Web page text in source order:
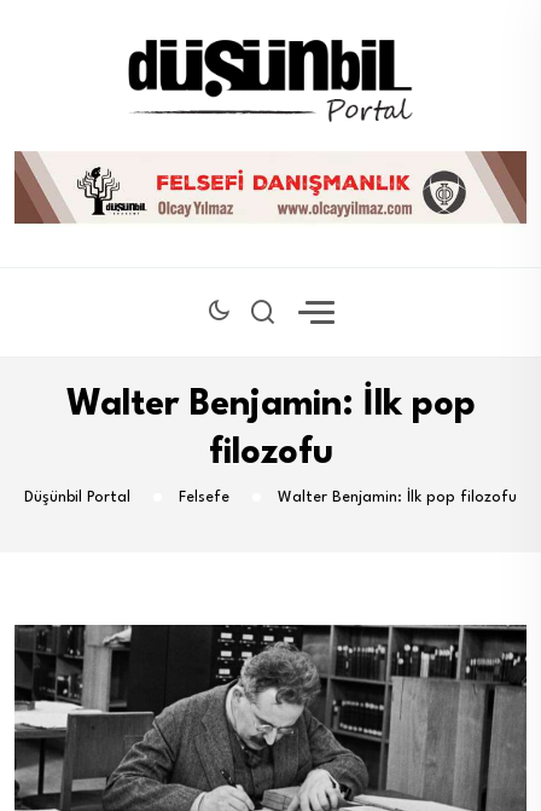
Walter Benjamin: İlk pop
filozofu
Düşünbil Portal Felsefe Walter Benjamin: İlk pop filozofu